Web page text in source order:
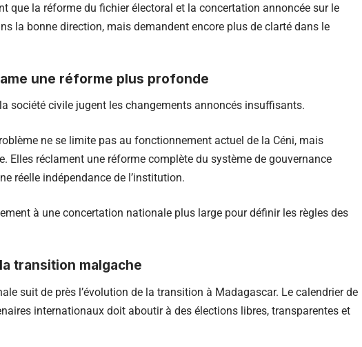
que la réforme du fichier électoral et la concertation annoncée sur le
la bonne direction, mais demandent encore plus de clarté dans le
une réforme plus profonde
société civile jugent les changements annoncés insuffisants.
ne se limite pas au fonctionnement actuel de la Céni, mais
Elles réclament une réforme complète du système de gouvernance
réelle indépendance de l’institution.
à une concertation nationale plus large pour définir les règles des
transition malgache
suit de près l’évolution de la transition à Madagascar. Le calendrier de
internationaux doit aboutir à des élections libres, transparentes et